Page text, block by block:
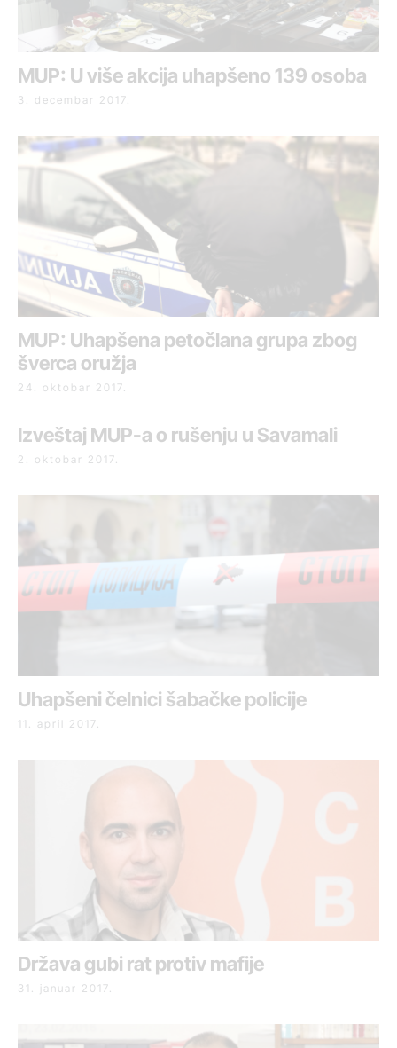
MUP: U više akcija uhapšeno 139 osoba
3. decembar 2017.
MUP: Uhapšena petočlana grupa zbog
šverca oružja
24. oktobar 2017.
Izveštaj MUP-a o rušenju u Savamali
2. oktobar 2017.
Uhapšeni čelnici šabačke policije
11. april 2017.
Država gubi rat protiv mafije
31. januar 2017.